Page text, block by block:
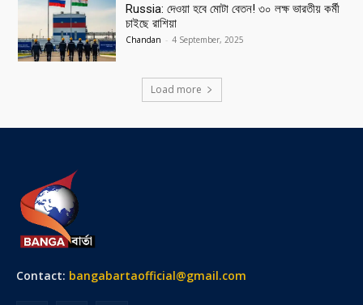
Russia: দেওয়া হবে মোটা বেতন! ৩০ লক্ষ ভারতীয় কর্মী
চাইছে রাশিয়া
Chandan - 4 September, 2025
Load more
Contact: bangabartaofficial@gmail.com